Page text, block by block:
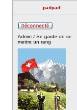
padpad
Admin / Se garde de se
mettre un rang